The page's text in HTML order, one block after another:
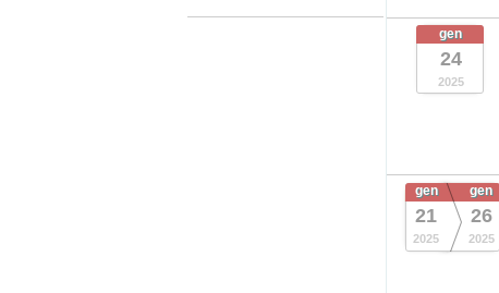
gen
24
2025
gen
21
2025
gen
26
2025